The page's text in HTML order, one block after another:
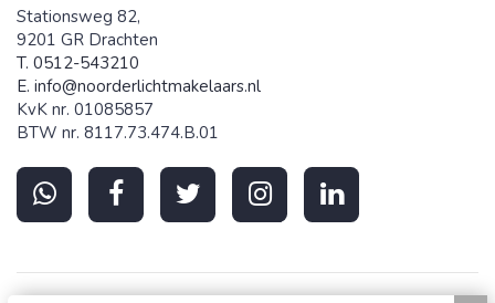
Stationsweg 82,
9201 GR Drachten
T. 0512-543210
E. info@noorderlichtmakelaars.nl
KvK nr. 01085857
BTW nr. 8117.73.474.B.01